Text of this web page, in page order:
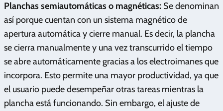
Planchas semiautomáticas o magnéticas: Se denominan
así porque cuentan con un sistema magnético de
apertura automática y cierre manual. Es decir, la plancha
se cierra manualmente y una vez transcurrido el tiempo
se abre automáticamente gracias a los electroimanes que
incorpora. Esto permite una mayor productividad, ya que
el usuario puede desempeñar otras tareas mientras la
plancha está funcionando. Sin embargo, el ajuste de